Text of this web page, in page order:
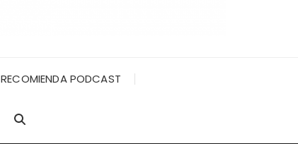
RECOMIENDA PODCAST